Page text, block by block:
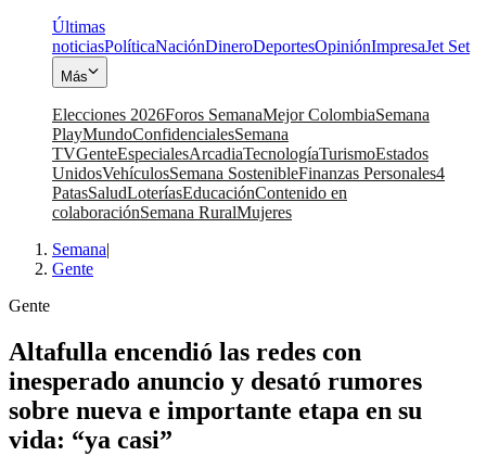
Últimas
noticiasPolíticaNaciónDineroDeportesOpiniónImpresaJet Set
Más
Elecciones 2026Foros SemanaMejor ColombiaSemana
PlayMundoConfidencialesSemana
TVGenteEspecialesArcadiaTecnologíaTurismoEstados
UnidosVehículosSemana SostenibleFinanzas Personales4
PatasSaludLoteríasEducaciónContenido en
colaboraciónSemana RuralMujeres
Semana|
Gente
Gente
Altafulla encendió las redes con
inesperado anuncio y desató rumores
sobre nueva e importante etapa en su
vida: “ya casi”